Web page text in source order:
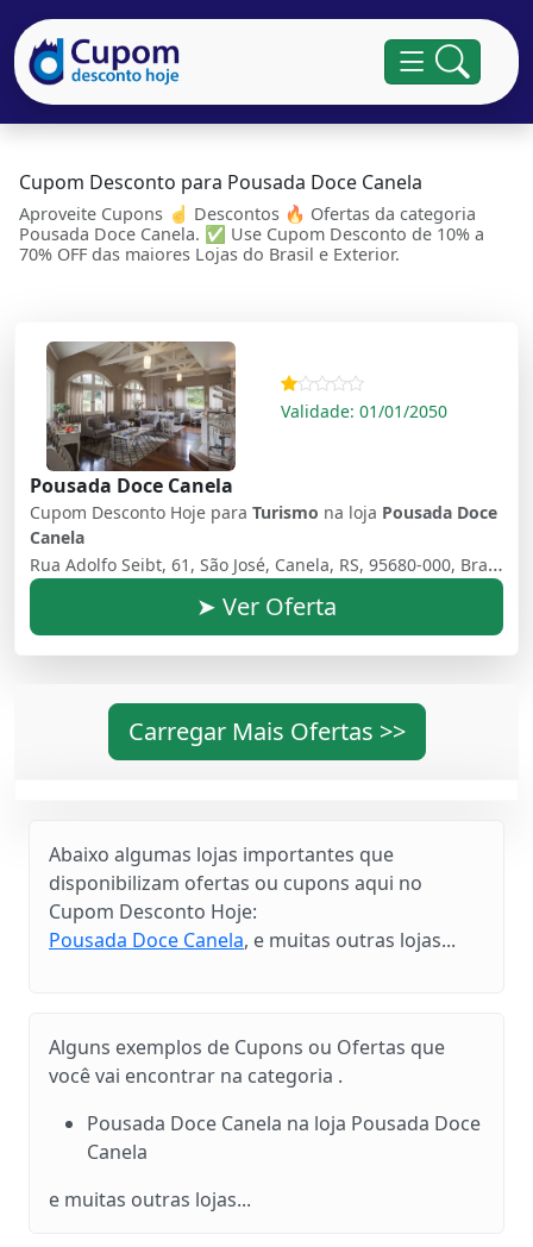
Cupom Desconto para Pousada Doce Canela
Aproveite Cupons ☝ Descontos 🔥 Ofertas da categoria
Pousada Doce Canela. ✅ Use Cupom Desconto de 10% a
70% OFF das maiores Lojas do Brasil e Exterior.
Validade: 01/01/2050
Pousada Doce Canela
Cupom Desconto Hoje para Turismo na loja Pousada Doce
Canela
Rua Adolfo Seibt, 61, São José, Canela, RS, 95680-000, Brasil
➤ Ver Oferta
Carregar Mais Ofertas >>
Abaixo algumas lojas importantes que
disponibilizam ofertas ou cupons aqui no
Cupom Desconto Hoje:
Pousada Doce Canela, e muitas outras lojas...
Alguns exemplos de Cupons ou Ofertas que
você vai encontrar na categoria .
Pousada Doce Canela na loja Pousada Doce
Canela
e muitas outras lojas...